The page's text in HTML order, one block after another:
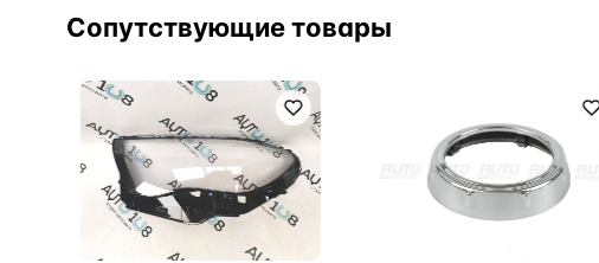
Сопутствующие товары